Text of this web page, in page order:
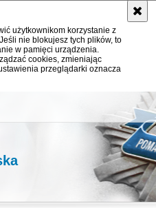
użytkownikom korzystanie z
nie blokujesz tych plików, to
w pamięci urządzenia.
cookies, zmieniając
przeglądarki oznacza